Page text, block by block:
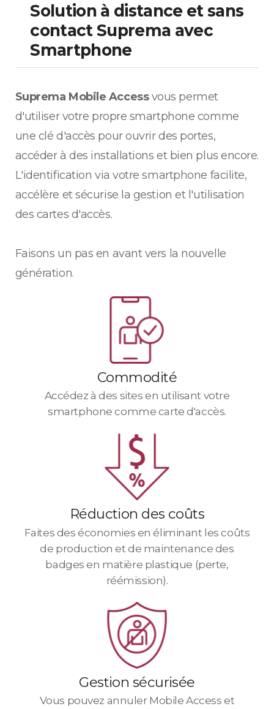
Solution à distance et sans
contact Suprema avec
Smartphone
Suprema Mobile Accessvous permet
d'utiliser votre propre smartphone comme
une clé d'accès pour ouvrir des portes,
accéder à des installations et bien plus encore.
L'identification via votre smartphone facilite,
accélère et sécurise la gestion et l'utilisation
des cartes d'accès.
Faisons un pas en avant vers la nouvelle
génération.
Commodité
Accédez à des sites en utilisant votre
smartphone comme carte d'accès.
Réduction des coûts
Faites des économies en éliminant les coûts
de production et de maintenance des
badges en matière plastique (perte,
réémission).
Gestion sécurisée
Vous pouvez annuler Mobile Access et